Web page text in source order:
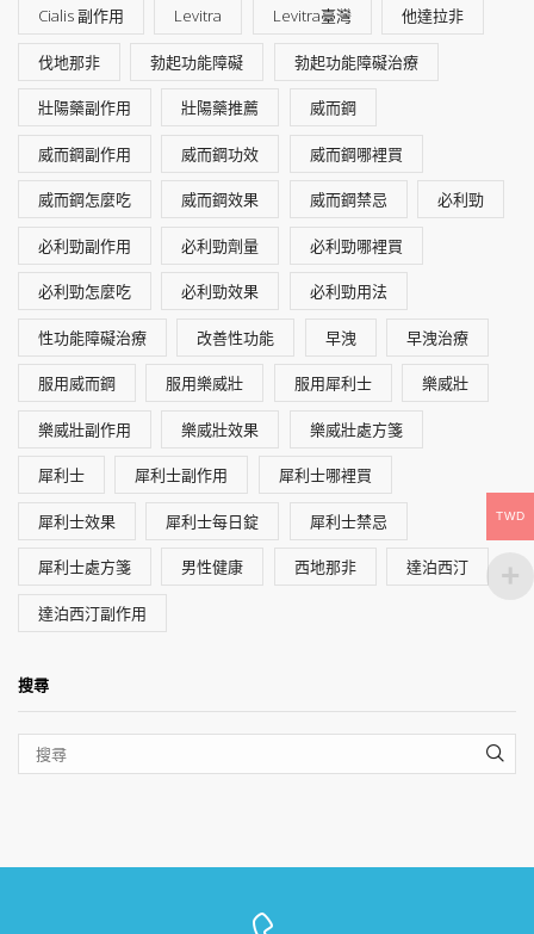
Cialis 副作用 Levitra Levitra臺灣 他達拉非
伐地那非 勃起功能障礙 勃起功能障礙治療
壯陽藥副作用 壯陽藥推薦 威而鋼
威而鋼副作用 威而鋼功效 威而鋼哪裡買
威而鋼怎麼吃 威而鋼效果 威而鋼禁忌 必利勁
必利勁副作用 必利勁劑量 必利勁哪裡買
必利勁怎麼吃 必利勁效果 必利勁用法
性功能障礙治療 改善性功能 早洩 早洩治療
服用威而鋼 服用樂威壯 服用犀利士 樂威壯
樂威壯副作用 樂威壯效果 樂威壯處方箋
犀利士 犀利士副作用 犀利士哪裡買
犀利士效果 犀利士每日錠 犀利士禁忌
犀利士處方箋 男性健康 西地那非 達泊西汀
達泊西汀副作用
搜尋
TWD